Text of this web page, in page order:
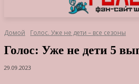
Домой Голос. Уже не дети – все сезоны
Голос: Уже не дети 5
29.09.2023